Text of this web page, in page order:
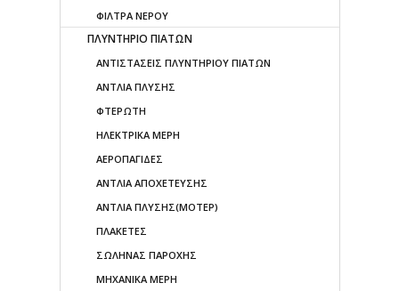
ΦΙΛΤΡΑ ΝΕΡΟΥ
ΠΛΥΝΤΗΡΙΟ ΠΙΑΤΩΝ
ΑΝΤΙΣΤΑΣΕΙΣ ΠΛΥΝΤΗΡΙΟΥ ΠΙΑΤΩΝ
ΑΝΤΛΙΑ ΠΛΥΣΗΣ
ΦΤΕΡΩΤΗ
ΗΛΕΚΤΡΙΚΑ ΜΕΡΗ
ΑΕΡΟΠΑΓΙΔΕΣ
ΑΝΤΛΙΑ ΑΠΟΧΕΤΕΥΣΗΣ
ΑΝΤΛΙΑ ΠΛΥΣΗΣ(ΜΟΤΕΡ)
ΠΛΑΚΕΤΕΣ
ΣΩΛΗΝΑΣ ΠΑΡΟΧΗΣ
ΜΗΧΑΝΙΚΑ ΜΕΡΗ